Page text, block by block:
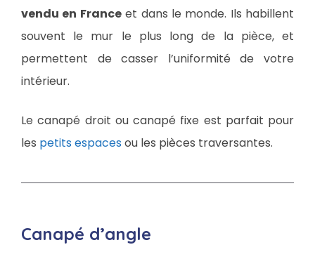
vendu en Franceet dans le monde. Ils habillent
souvent le mur le plus long de la pièce, et
permettent de casser l’uniformité de votre
intérieur.
Le canapé droit ou canapé fixe est parfait pour
les petits espaces ou les pièces traversantes.
Canapé d’angle